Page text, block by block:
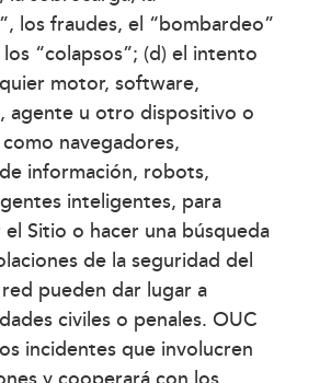
los fraudes, el “bombardeo”
“colapsos”; (d) el intento
motor, software,
agente u otro dispositivo o
navegadores,
información, robots,
inteligentes, para
Sitio o hacer una búsqueda
de la seguridad del
pueden dar lugar a
civiles o penales. OUC
incidentes que involucren